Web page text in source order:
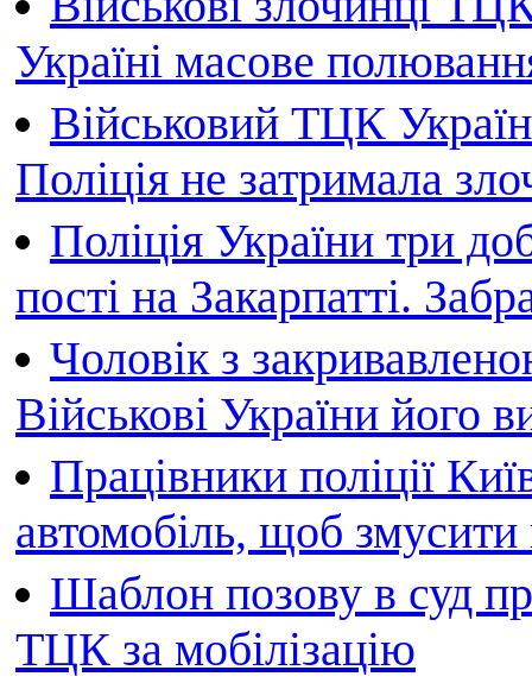
Україні масове
Військовий ТЦК
Поліція не затримала
Поліція України три
пості на Закарпатті.
Чоловік з
Військові України його
Працівники поліції
автомобіль, щоб
Шаблон позову в суд
ТЦК за мобілізацію